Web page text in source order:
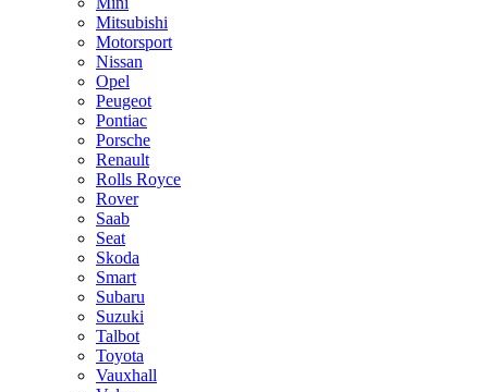
Mitsubishi
Motorsport
Nissan
Opel
Peugeot
Pontiac
Porsche
Renault
Rolls Royce
Rover
Saab
Seat
Skoda
Smart
Subaru
Suzuki
Talbot
Toyota
Vauxhall